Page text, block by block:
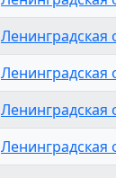
Ленинградская
Ленинградская
Ленинградская
Ленинградская